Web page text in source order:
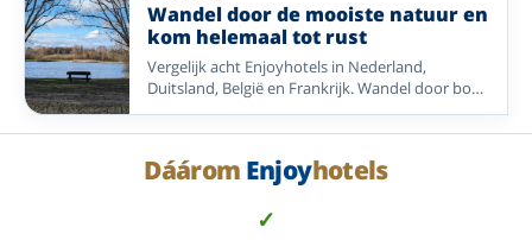
Wandel door de mooiste natuur en
kom helemaal tot rust
Vergelijk acht Enjoyhotels in Nederland,
Duitsland, België en Frankrijk. Wandel door bos,
heide, duinen en heuvels, met alle ruimte om te
genieten en tot rust te komen.
Dáárom Enjoyhotels
✓